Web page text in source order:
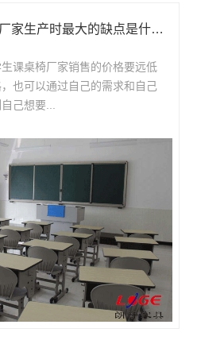
学生课桌椅厂家生产时最大的缺点是什么？
课桌椅厂家销售的价格要远低
也可以通过自己的需求和自己
己想要...